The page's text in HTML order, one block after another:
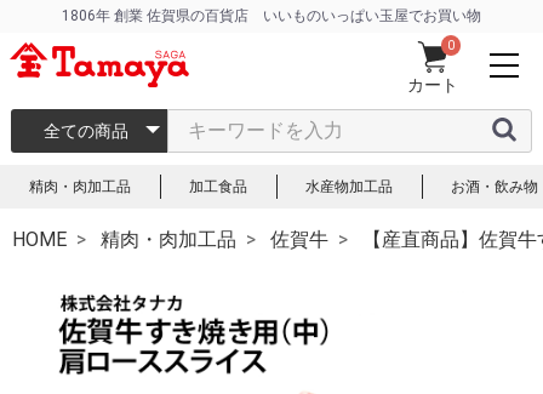
1806年 創業 佐賀県の百貨店 いいものいっぱい玉屋でお買い物
カート
0
全ての商品
精肉・肉加工品 加工食品 水産物加工品 お酒・飲み物
HOME 精肉・肉加工品 佐賀牛 【産直商品】佐賀